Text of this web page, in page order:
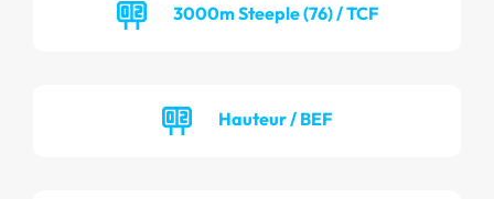
3000m Steeple (76) / TCF
Hauteur / BEF